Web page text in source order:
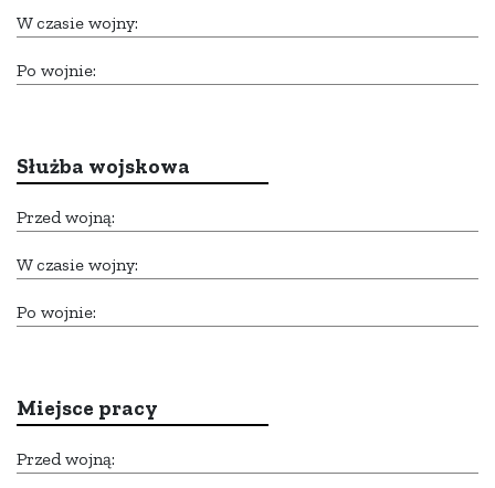
W czasie wojny:
Po wojnie:
Służba wojskowa
Przed wojną:
W czasie wojny:
Po wojnie:
Miejsce pracy
Przed wojną: